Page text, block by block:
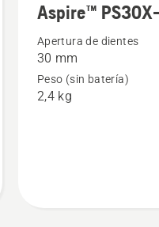
más
detalles
sobre
Aspire™
PS30X-
Aspire™
Apertura de dientes
30 mm
Peso (sin batería)
2,4 kg